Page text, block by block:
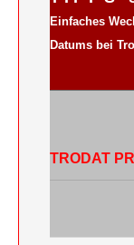
Einfaches
Datums bei
TRODAT